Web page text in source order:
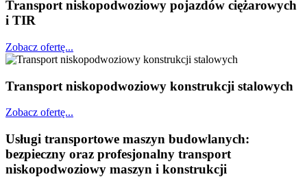
Transport niskopodwoziowy pojazdów ciężarowych
i TIR
Zobacz ofertę...
Transport niskopodwoziowy konstrukcji stalowych
Zobacz ofertę...
Usługi transportowe maszyn budowlanych:
bezpieczny oraz profesjonalny transport
niskopodwoziowy maszyn i konstrukcji